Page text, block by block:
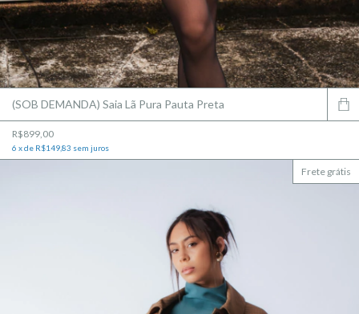
(SOB DEMANDA) Saia Lã Pura Pauta Preta
R$899,00
6 xde R$149,83 sem juros
Frete grátis